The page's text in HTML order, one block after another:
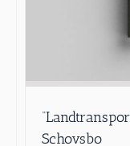
Schovsbo